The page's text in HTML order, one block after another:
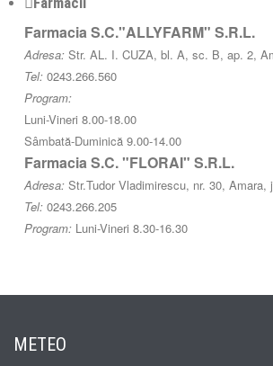
Farmacia S.C."ALLYFARM" S.R.L.
Adresa: Str. AL. I. CUZA, bl. A, sc. B, ap. 2,
Tel: 0243.266.560
Program:
Luni-Vineri 8.00-18.00
Sâmbată-Duminică 9.00-14.00
Farmacia S.C. "FLORAI" S.R.L.
Adresa: Str.Tudor Vladimirescu, nr. 30, Amara,
Tel: 0243.266.205
Program: Luni-Vineri 8.30-16.30
METEO